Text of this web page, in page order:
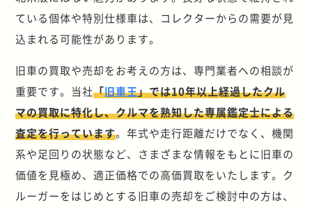
ている個体や特別仕様車は、コレクターからの需要が見
込まれる可能性があります。
旧車の買取や売却をお考えの方は、専門業者への相談が
重要です。当社「旧車王」では10年以上経過したクル
マの買取に特化し、クルマを熟知した専属鑑定士による
査定を行っています。年式や走行距離だけでなく、機関
系や足回りの状態など、さまざまな情報をもとに旧車の
価値を見極め、適正価格での高価買取をいたします。ク
ルーガーをはじめとする旧車の売却をご検討中の方は、